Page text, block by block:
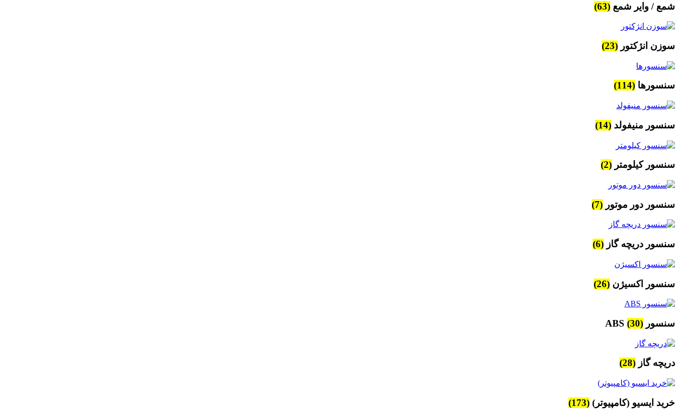
شمع / وایر شمع (63)
سوزن انژکتور (23)
سنسورها (114)
سنسور منیفولد (14)
سنسور کیلومتر (2)
سنسور دور موتور (7)
سنسور دریچه گاز (6)
سنسور اکسیژن (26)
سنسور ABS (30)
دریچه گاز (28)
خرید ایسیو (کامپیوتر) (173)